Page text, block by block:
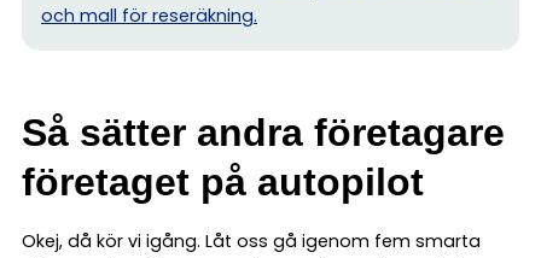
och mall för reseräkning.
Så sätter andra företagare
företaget på autopilot
Okej, då kör vi igång. Låt oss gå igenom fem smarta